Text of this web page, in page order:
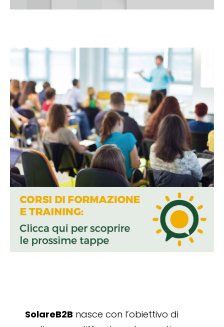
SolareB2B nasce con l’obiettivo di